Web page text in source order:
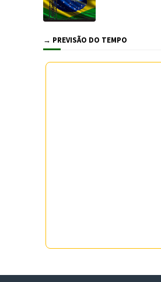
→ PREVISÃO DO TEMPO